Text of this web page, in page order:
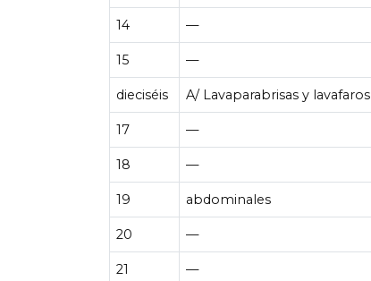
14 —
15 —
dieciséis A/ Lavaparabrisas y lavafaros
17 —
18 —
19 abdominales
20 —
21 —